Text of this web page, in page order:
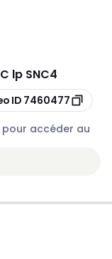
lp SNC4
ID 7460477
accéder au